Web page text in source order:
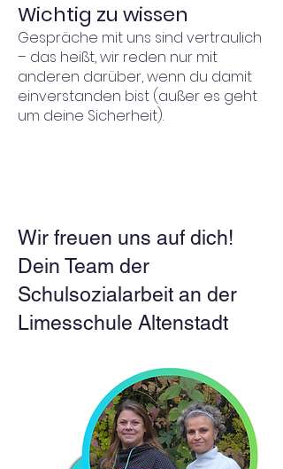
Wichtig zu wissen
Gespräche mit uns sind vertraulich
– das heißt, wir reden nur mit
anderen darüber, wenn du damit
einverstanden bist (außer es geht
um deine Sicherheit).
Wir freuen uns auf dich!
Dein Team der
Schulsozialarbeit an der
Limesschule Altenstadt